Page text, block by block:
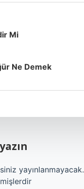
Mi
Ne Demek
yayınlanmayacak.